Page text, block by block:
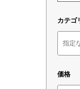
カテゴ
価格